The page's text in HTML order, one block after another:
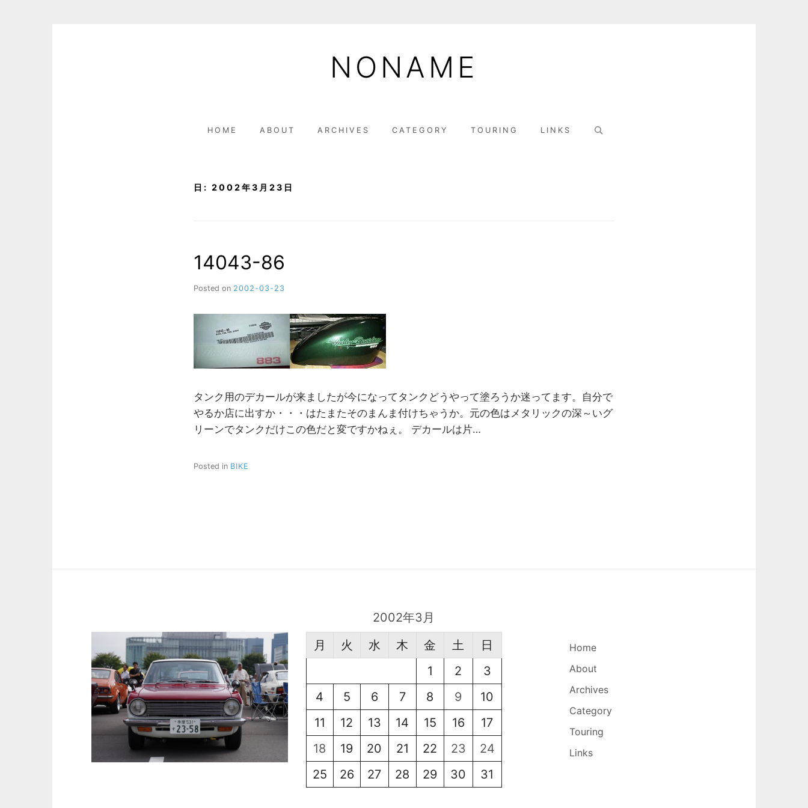
NONAME
HOME ABOUT ARCHIVES CATEGORY TOURING LINKS
Search
日: 2002年3月23日
14043-86
Posted on 2002-03-23
M
M
タンク用のデカールが来ましたが今になってタンクどうやって塗ろうか迷ってます。自分で
やるか店に出すか・・・はたまたそのまんま付けちゃうか。元の色はメタリックの深～いグ
リーンでタンクだけこの色だと変ですかねぇ。 デカールは片…
Posted in BIKE
2002年3月
月
火 水 木 金 土
日
1
2
3
4
5 6 7 8 9
10
11
12 13 14 15 16
17
18
19 20 21 22 23
24
25
26 27 28 29 30 31
Home
About
Archives
Category
Touring
Links